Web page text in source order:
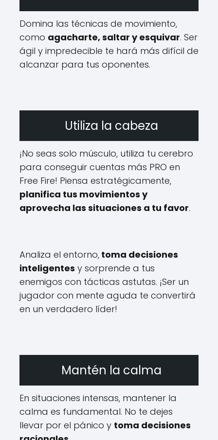
Domina las técnicas de movimiento,
como agacharte, saltar y esquivar. Ser
ágil y impredecible te hará más difícil de
alcanzar para tus oponentes.
Utiliza la cabeza
¡No seas solo músculo, utiliza tu cerebro
para conseguir cuentas más PRO en
Free Fire! Piensa estratégicamente,
planifica tus movimientos y
aprovecha las situaciones a tu favor.
Analiza el entorno, toma decisiones
inteligentes y sorprende a tus
enemigos con tácticas astutas. ¡Ser un
jugador con mente aguda te convertirá
en un verdadero líder!
Mantén la calma
En situaciones intensas, mantener la
calma es fundamental. No te dejes
llevar por el pánico y toma decisiones